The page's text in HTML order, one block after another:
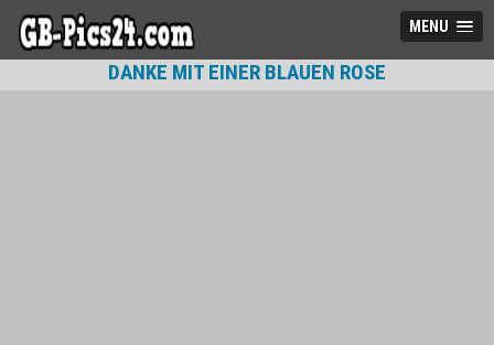
MENU
DANKE MIT EINER BLAUEN ROSE